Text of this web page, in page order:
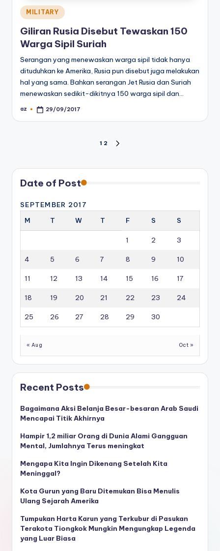
Posted
in
MILITARY
Giliran Rusia Disebut Tewaskan 150
Warga Sipil Suriah
Serangan yang menewaskan warga sipil tidak hanya
dituduhkan ke Amerika, Rusia pun disebut juga melakukan
hal yang sama. Bahkan serangan Jet Rusia dan Suriah
menewaskan sedikit-dikitnya 150 warga sipil dan…
Posted
az 29/09/2017
pagination
1 2
Date of Post
SEPTEMBER 2017
M
T W T F S S
1 2 3
4 5 6 7 8 9 10
11 12 13 14 15 16 17
18 19 20 21 22 23 24
25 26 27 28 29 30
« Aug Oct »
Recent Posts
Bagaimana Aksi Belanja Besar-besaran Arab Saudi
Mencapai Titik Akhirnya
Hampir 1,2 miliar Orang di Dunia Alami Gangguan
Mental, Jumlahnya Terus meningkat
Mengapa Kita Ingin Dikenang Setelah Kita
Meninggal?
Kota Gurun yang Baru Ditemukan Bisa Menulis
Ulang Sejarah Amerika
Tumpukan Harta Karun yang Terkubur di Pasukan
Terakota Tiongkok Mungkin Mengungkap Legenda
yang Luar Biasa